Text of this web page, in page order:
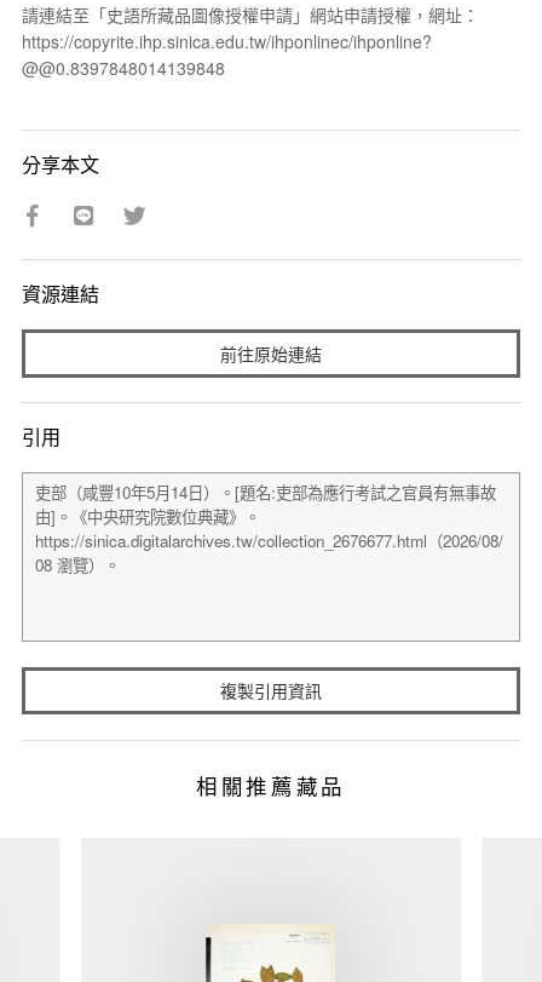
請連結至「史語所藏品圖像授權申請」網站申請授權，網址：
https://copyrite.ihp.sinica.edu.tw/ihponlinec/ihponline?
@@0.8397848014139848
分享本文
資源連結
前往原始連結
引用
複製引用資訊
相關推薦藏品